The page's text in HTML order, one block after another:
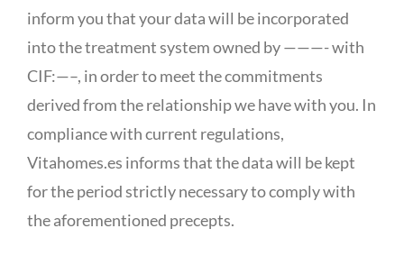
inform you that your data will be incorporated
into the treatment system owned by ———- with
CIF:—–, in order to meet the commitments
derived from the relationship we have with you. In
compliance with current regulations,
Vitahomes.es informs that the data will be kept
for the period strictly necessary to comply with
the aforementioned precepts.